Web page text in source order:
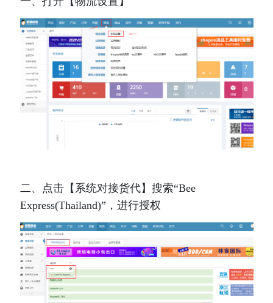
二、 点击【系统对接货代】 搜索“Bee
Express(Thailand)” ，进行授权